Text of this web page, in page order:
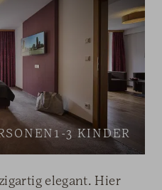
1-3 KINDER
elegant. Hier